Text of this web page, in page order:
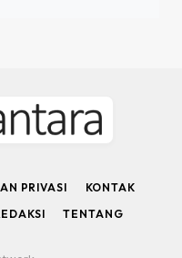
PRIVASI
KONTAK
TENTANG